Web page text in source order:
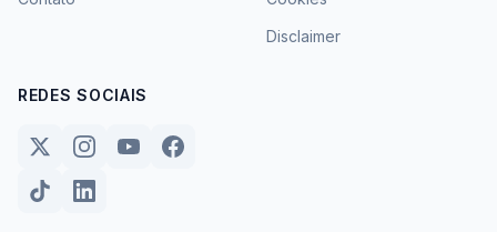
Disclaimer
REDES SOCIAIS